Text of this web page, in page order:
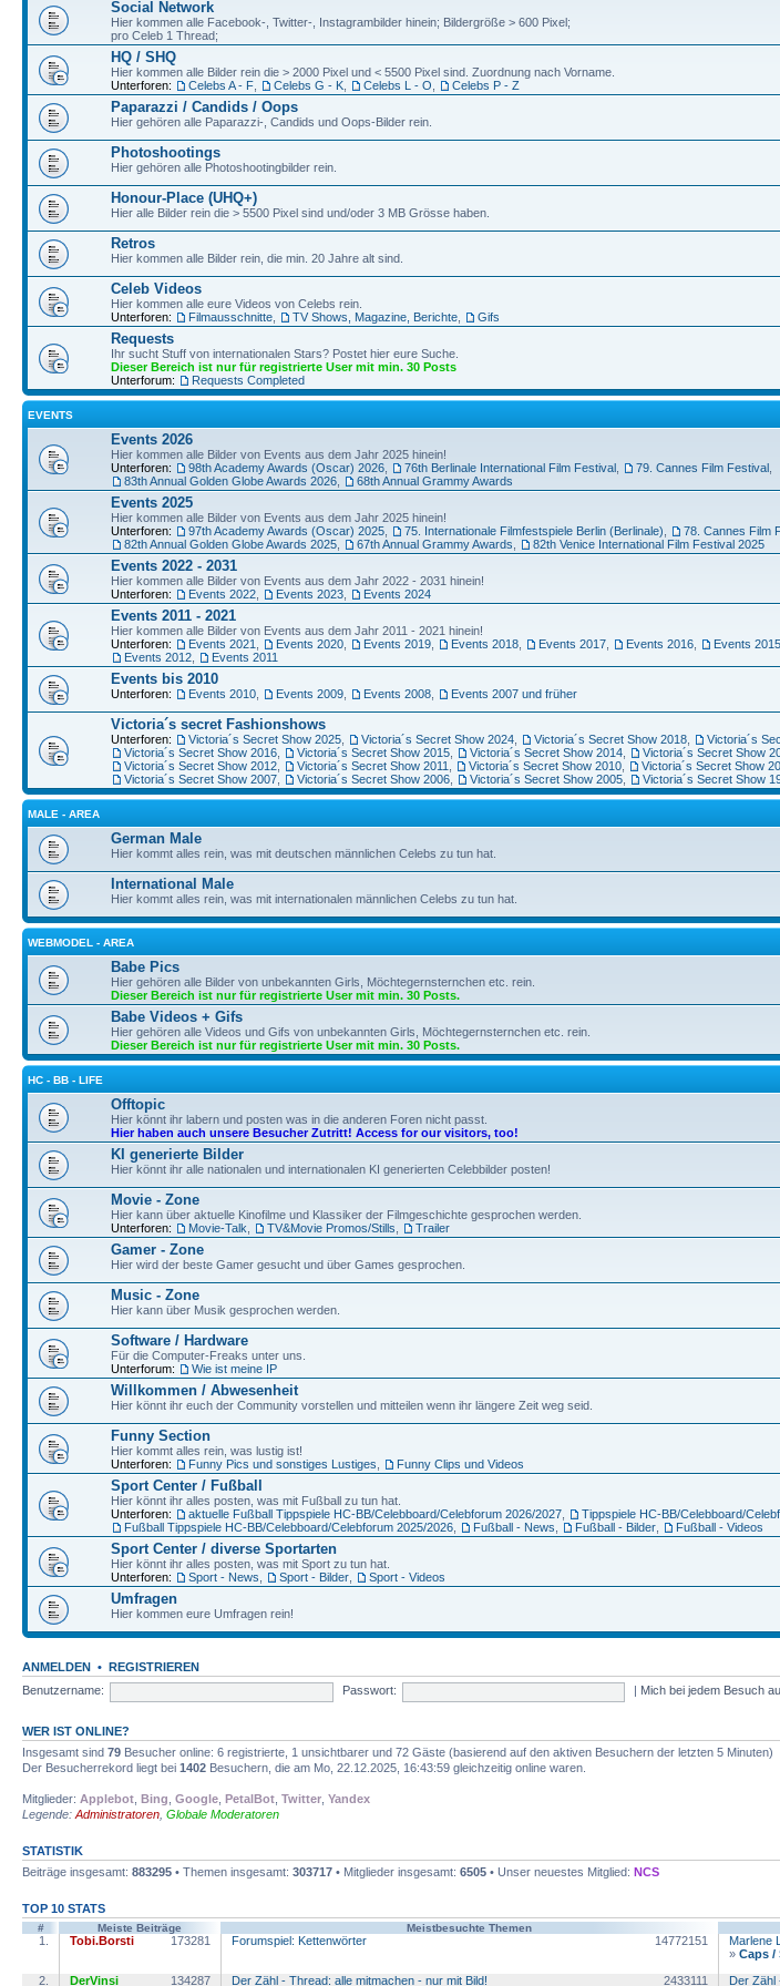
Social Network
Hier kommen alle Facebook-, Twitter-, Instagrambilder hinein; Bildergröße > 600 Pixel;
pro Celeb 1 Thread;
HQ / SHQ
Hier kommen alle Bilder rein die > 2000 Pixel und < 5500 Pixel sind. Zuordnung nach Vorname.
Unterforen:
Celebs A - F Celebs G - K Celebs L - O Celebs P - Z
Paparazzi / Candids / Oops
Hier gehören alle Paparazzi-, Candids und Oops-Bilder rein.
Photoshootings
Hier gehören alle Photoshootingbilder rein.
Honour-Place (UHQ+)
Hier alle Bilder rein die > 5500 Pixel sind und/oder 3 MB Grösse haben.
Retros
Hier kommen alle Bilder rein, die min. 20 Jahre alt sind.
Celeb Videos
Hier kommen alle eure Videos von Celebs rein.
Unterforen:
Filmausschnitte TV Shows, Magazine, Berichte Gifs
Requests
Ihr sucht Stuff von internationalen Stars? Postet hier eure Suche.
Dieser Bereich ist nur für registrierte User mit min. 30 Posts
Unterforum:
Requests Completed
EVENTS
Events 2026
Hier kommen alle Bilder von Events aus dem Jahr 2025 hinein!
Unterforen:
98th Academy Awards (Oscar) 2026 76th Berlinale International Film Festival 79. Cannes Film Festival
83th Annual Golden Globe Awards 2026
68th Annual Grammy Awards
Events 2025
Hier kommen alle Bilder von Events aus dem Jahr 2025 hinein!
Unterforen:
97th Academy Awards (Oscar) 2025 75. Internationale Filmfestspiele Berlin (Berlinale) 78. Cannes Film
82th Annual Golden Globe Awards 2025
67th Annual Grammy Awards 82th Venice International Film Festival 2025
Events 2022 - 2031
Hier kommen alle Bilder von Events aus dem Jahr 2022 - 2031 hinein!
Unterforen:
Events 2022 Events 2023 Events 2024
Events 2011 - 2021
Hier kommen alle Bilder von Events aus dem Jahr 2011 - 2021 hinein!
Unterforen:
Events 2021 Events 2020 Events 2019 Events 2018 Events 2017 Events 2016 Events 2015
Events 2012
Events 2011
Events bis 2010
Unterforen: Events 2010 Events 2009 Events 2008 Events 2007 und früher
Victoria´s secret Fashionshows
Unterforen: Victoria´s Secret Show 2025 Victoria´s Secret Show 2024 Victoria´s Secret Show 2018 Victoria´s
Victoria´s Secret Show 2016
Victoria´s Secret Show 2015 Victoria´s Secret Show 2014 Victoria´s Secret Show
Victoria´s Secret Show 2012
Victoria´s Secret Show 2011 Victoria´s Secret Show 2010 Victoria´s Secret Show
Victoria´s Secret Show 2007
Victoria´s Secret Show 2006 Victoria´s Secret Show 2005 Victoria´s Secret Show
MALE - AREA
German Male
Hier kommt alles rein, was mit deutschen männlichen Celebs zu tun hat.
International Male
Hier kommt alles rein, was mit internationalen männlichen Celebs zu tun hat.
WEBMODEL - AREA
Babe Pics
Hier gehören alle Bilder von unbekannten Girls, Möchtegernsternchen etc. rein.
Dieser Bereich ist nur für registrierte User mit min. 30 Posts.
Babe Videos + Gifs
Hier gehören alle Videos und Gifs von unbekannten Girls, Möchtegernsternchen etc. rein.
Dieser Bereich ist nur für registrierte User mit min. 30 Posts.
HC - BB - LIFE
Offtopic
Hier könnt ihr labern und posten was in die anderen Foren nicht passt.
Hier haben auch unsere Besucher Zutritt! Access for our visitors, too!
KI generierte Bilder
Hier könnt ihr alle nationalen und internationalen KI generierten Celebbilder posten!
Movie - Zone
Hier kann über aktuelle Kinofilme und Klassiker der Filmgeschichte gesprochen werden.
Unterforen:
Movie-Talk TV&Movie Promos/Stills Trailer
Gamer - Zone
Hier wird der beste Gamer gesucht und über Games gesprochen.
Music - Zone
Hier kann über Musik gesprochen werden.
Software / Hardware
Für die Computer-Freaks unter uns.
Unterforum:
Wie ist meine IP
Willkommen / Abwesenheit
Hier könnt ihr euch der Community vorstellen und mitteilen wenn ihr längere Zeit weg seid.
Funny Section
Hier kommt alles rein, was lustig ist!
Unterforen:
Funny Pics und sonstiges Lustiges Funny Clips und Videos
Sport Center / Fußball
Hier könnt ihr alles posten, was mit Fußball zu tun hat.
Unterforen:
aktuelle Fußball Tippspiele HC-BB/Celebboard/Celebforum 2026/2027 Tippspiele HC-BB/Celebboard/
Fußball Tippspiele HC-BB/Celebboard/Celebforum 2025/2026
Fußball - News Fußball - Bilder Fußball - Videos
Sport Center / diverse Sportarten
Hier könnt ihr alles posten, was mit Sport zu tun hat.
Unterforen:
Sport - News Sport - Bilder Sport - Videos
Umfragen
Hier kommen eure Umfragen rein!
ANMELDEN • REGISTRIEREN
Benutzername:
Passwort: Mich bei jedem Besuch
WER IST ONLINE?
Insgesamt sind 79 Besucher online: 6 registrierte, 1 unsichtbarer und 72 Gäste (basierend auf den aktiven Besuchern der letzten 5 Minuten)
Der Besucherrekord liegt bei 1402 Besuchern, die am Mo, 22.12.2025, 16:43:59 gleichzeitig online waren.
Mitglieder: Applebot Bing Google PetalBot Twitter Yandex
Legende: Administratoren Globale Moderatoren
STATISTIK
Beiträge insgesamt: 883295 • Themen insgesamt: 303717 • Mitglieder insgesamt: 6505 • Unser neuestes Mitglied: NCS
TOP 10 STATS
# Meiste Beiträge Meistbesuchte Themen
1. Tobi.Borsti 173281 Forumspiel: Kettenwörter 14772151
Marlene
» Caps /
2.
DerVinsi 134287 Der Zähl - Thread: alle mitmachen - nur mit Bild! 2433111 Der Zähl